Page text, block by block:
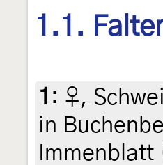
1.1.
1 : ♀,
in
Immenblatt